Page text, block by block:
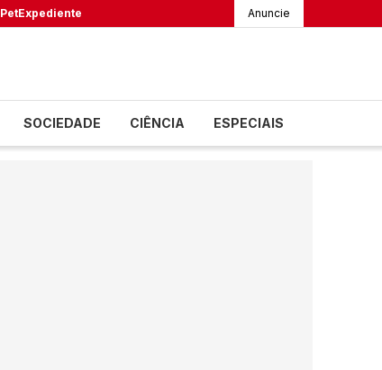
PetExpediente Anuncie
SOCIEDADE CIÊNCIA ESPECIAIS